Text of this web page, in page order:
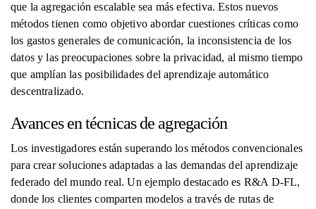
que la agregación escalable sea más efectiva. Estos nuevos
métodos tienen como objetivo abordar cuestiones críticas como
los gastos generales de comunicación, la inconsistencia de los
datos y las preocupaciones sobre la privacidad, al mismo tiempo
que amplían las posibilidades del aprendizaje automático
descentralizado.
Avances en técnicas de agregación
Los investigadores están superando los métodos convencionales
para crear soluciones adaptadas a las demandas del aprendizaje
federado del mundo real. Un ejemplo destacado es R&A D-FL,
donde los clientes comparten modelos a través de rutas de